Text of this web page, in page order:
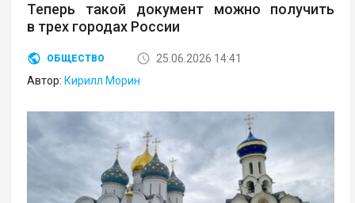
Теперь такой документ можно получить
в трех городах России
ОБЩЕСТВО
25.06.2026 14:41
Автор: Кирилл Морин